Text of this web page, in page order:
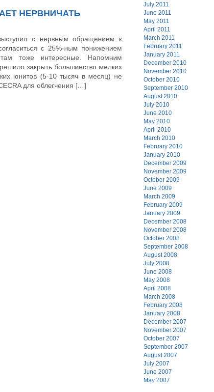
НЕРВНИЧАТЬ
с нервным обращением к
с 25%-ным понижением
тоже интересные. Напомним
закрыть большинство мелких
юнитов (5-10 тысяч в месяц) не
для облегчения […]
July 2011
June 2011
May 2011
April 2011
March 2011
February 2011
January 2011
December 2010
November 2010
October 2010
September 2010
August 2010
July 2010
June 2010
May 2010
April 2010
March 2010
February 2010
January 2010
December 2009
November 2009
October 2009
June 2009
March 2009
February 2009
January 2009
December 2008
November 2008
October 2008
September 2008
August 2008
July 2008
June 2008
May 2008
April 2008
March 2008
February 2008
January 2008
December 2007
November 2007
October 2007
September 2007
August 2007
July 2007
June 2007
May 2007